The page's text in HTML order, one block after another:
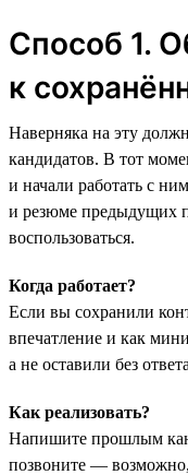
Способ 1.
к
Наверняка на эту
кандидатов. В тот
и начали работать с
и резюме предыдущих
воспользоваться.
Когда работает?
Если вы сохранили
впечатление и как
а не оставили без
Как реализовать?
Напишите прошлым
позвоните —